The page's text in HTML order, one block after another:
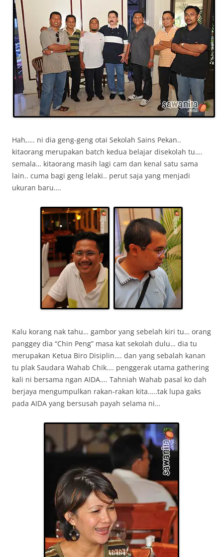
Hah,…. ni dia geng-geng otai Sekolah Sains Pekan..
kitaorang merupakan batch kedua belajar disekolah tu….
semala… kitaorang masih lagi cam dan kenal satu sama
lain.. cuma bagi geng lelaki.. perut saja yang menjadi
ukuran baru….
Kalu korang nak tahu… gambor yang sebelah kiri tu… orang
panggey dia “Chin Peng” masa kat sekolah dulu… dia tu
merupakan Ketua Biro Disiplin…. dan yang sebalah kanan
tu plak Saudara Wahab Chik…. penggerak utama gathering
kali ni bersama ngan AIDA…. Tahniah Wahab pasal ko dah
berjaya mengumpulkan rakan-rakan kita…..tak lupa gaks
pada AIDA yang bersusah payah selama ni…